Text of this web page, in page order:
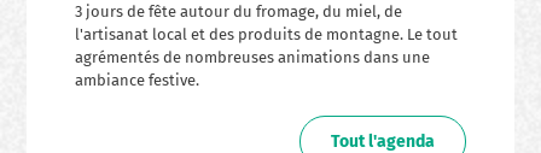
3 jours de fête autour du fromage, du miel, de
l'artisanat local et des produits de montagne. Le tout
agrémentés de nombreuses animations dans une
ambiance festive.
Tout l'agenda